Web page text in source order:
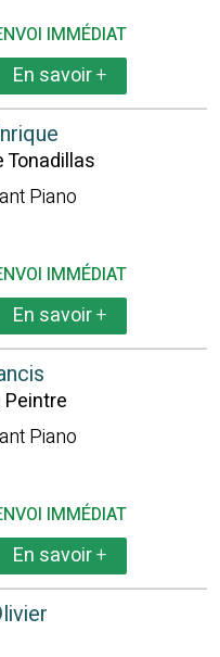
IMMÉDIAT
En savoir+
Tonadillas
Piano
IMMÉDIAT
En savoir+
Peintre
Piano
IMMÉDIAT
En savoir+